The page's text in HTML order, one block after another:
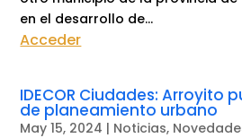
en el desarrollo de...
Acceder
IDECOR Ciudades: Arroyito
de planeamiento urbano
May 15, 2024 | Noticias,